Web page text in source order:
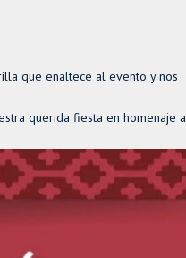
que enaltece al evento y nos
querida fiesta en homenaje a